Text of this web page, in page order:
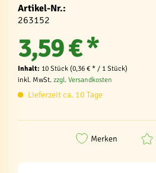
Artikel-Nr.:
263152
3,59 € *
Inhalt: 10 Stück (0,36 € * / 1 Stück)
inkl. MwSt. zzgl. Versandkosten
Lieferzeit ca. 10 Tage
Merken